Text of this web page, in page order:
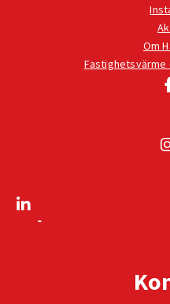
Om
Fastighetsvärme